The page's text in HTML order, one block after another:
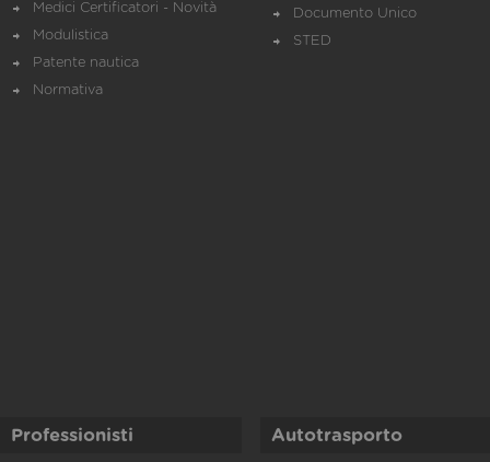
Medici Certificatori - Novità
Modulistica
Patente nautica
Normativa
Documento Unico
STED
Professionisti Autotrasporto